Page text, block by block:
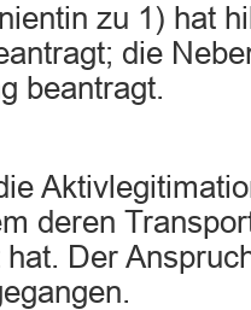
zu 1) hat
die
beantragt.
deren
Der